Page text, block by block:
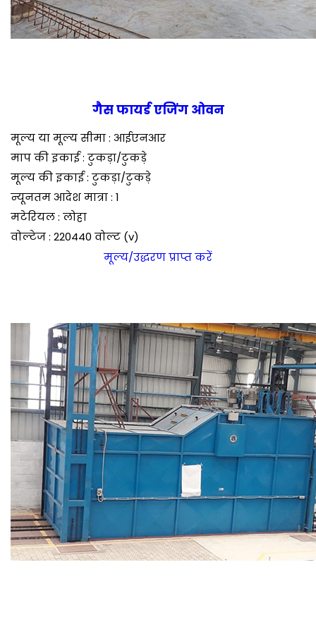
गैस फायर्ड एजिंग ओवन
मूल्य या मूल्य सीमा : आईएनआर
माप की इकाई : टुकड़ा/टुकड़े
मूल्य की इकाई : टुकड़ा/टुकड़े
न्यूनतम आदेश मात्रा : 1
मटेरियल : लोहा
वोल्टेज : 220440 वोल्ट (v)
मूल्य/उद्धरण प्राप्त करें